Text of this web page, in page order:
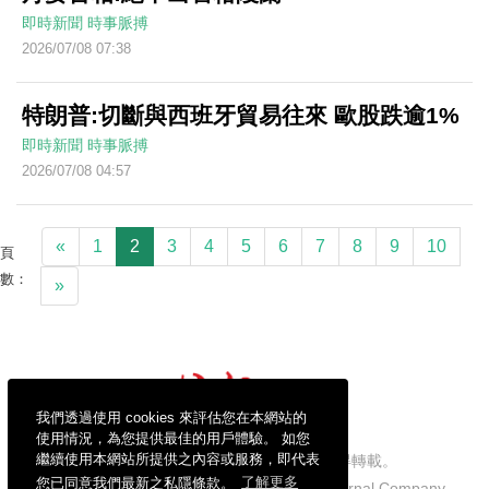
我們透過使用 cookies 來評估您在本網站的
使用情況，為您提供最佳的用戶體驗。 如您
繼續使用本網站所提供之內容或服務，即代表
您已同意我們最新之私隱條款。
了解更多
即時新聞 時事脈搏
2026/07/08 07:38
特朗普:切斷與西班牙貿易往來 歐股跌逾1%
即時新聞 時事脈搏
2026/07/08 04:57
頁
數：
« 1 2 3 4 5 6 7 8 9 10
»
信報財經新聞有限公司版權所有，不得轉載。